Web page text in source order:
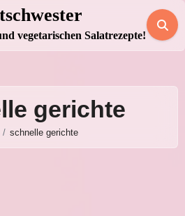
vegetarischen Salatrezepte!
gerichte
schnelle gerichte